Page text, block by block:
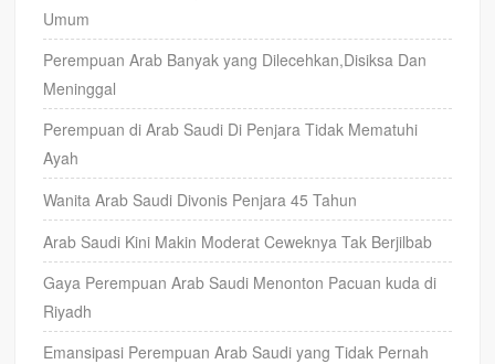
Umum
Perempuan Arab Banyak yang Dilecehkan,Disiksa Dan
Meninggal
Perempuan di Arab Saudi Di Penjara Tidak Mematuhi
Ayah
Wanita Arab Saudi Divonis Penjara 45 Tahun
Arab Saudi Kini Makin Moderat Ceweknya Tak Berjilbab
Gaya Perempuan Arab Saudi Menonton Pacuan kuda di
Riyadh
Emansipasi Perempuan Arab Saudi yang Tidak Pernah